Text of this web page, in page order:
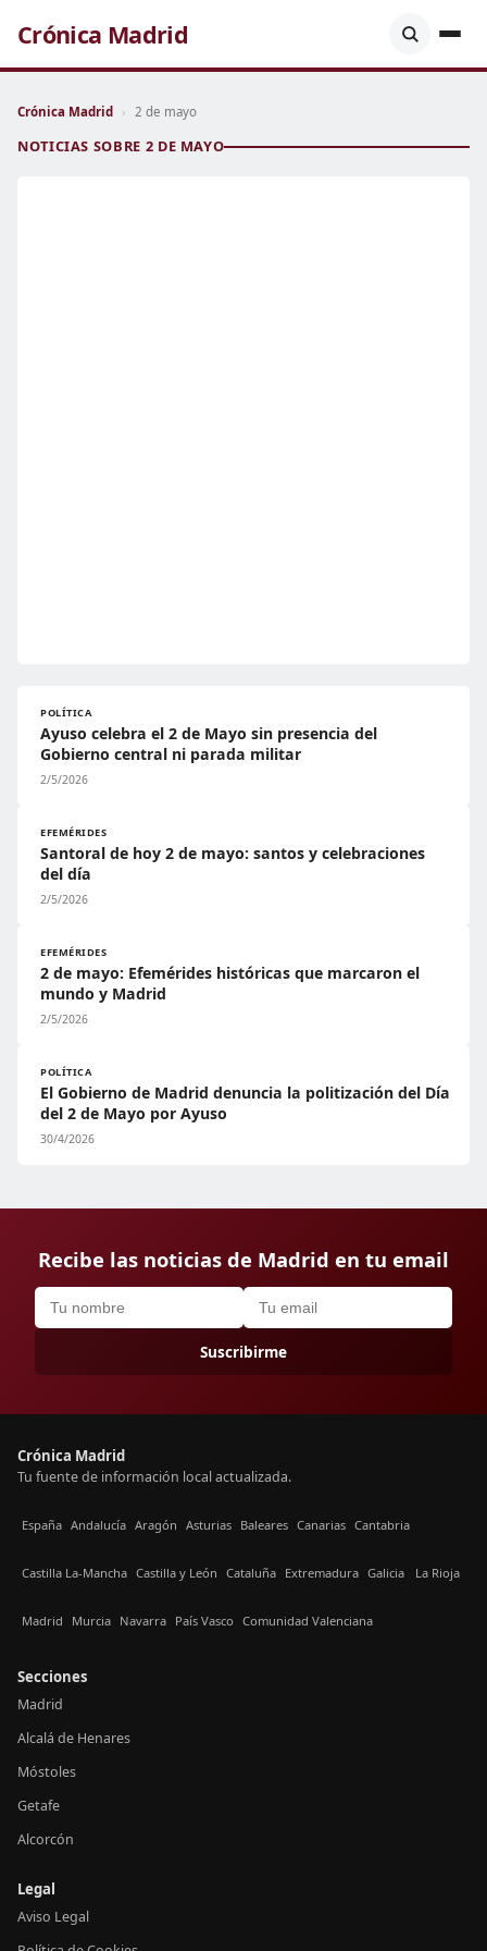
Crónica Madrid
Crónica Madrid › 2 de mayo
NOTICIAS SOBRE 2 DE MAYO
POLÍTICA
Ayuso celebra el 2 de Mayo sin presencia del
Gobierno central ni parada militar
2/5/2026
EFEMÉRIDES
Santoral de hoy 2 de mayo: santos y celebraciones
del día
2/5/2026
EFEMÉRIDES
2 de mayo: Efemérides históricas que marcaron el
mundo y Madrid
2/5/2026
POLÍTICA
El Gobierno de Madrid denuncia la politización del Día
del 2 de Mayo por Ayuso
30/4/2026
Recibe las noticias de Madrid en tu email
Suscribirme
Crónica Madrid
Tu fuente de información local actualizada.
España Andalucía Aragón Asturias Baleares Canarias Cantabria
Castilla La-Mancha Castilla y León Cataluña Extremadura Galicia La Rioja
Madrid Murcia Navarra País Vasco Comunidad Valenciana
Secciones
Madrid
Alcalá de Henares
Móstoles
Getafe
Alcorcón
Legal
Aviso Legal